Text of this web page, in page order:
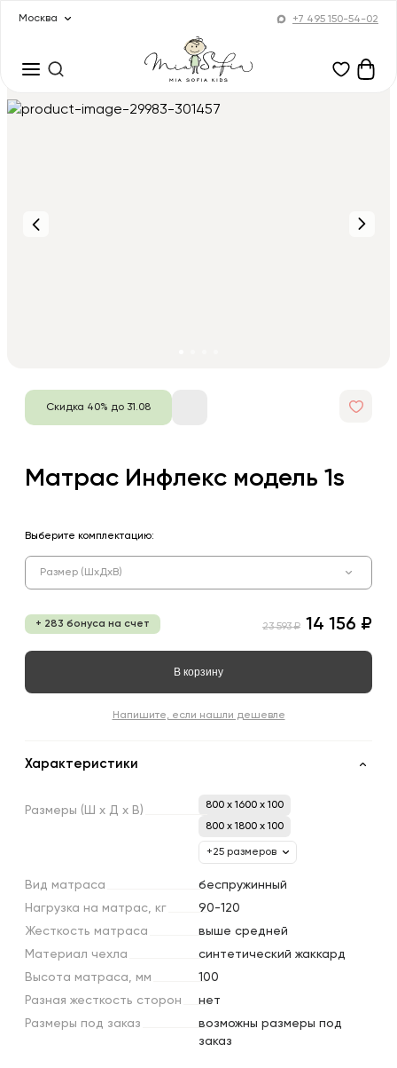
Москва +7 495 150-54-02
Скидка 40% до 31.08
Матрас Инфлекс модель 1s
Выберите комплектацию:
Размер (ШхДхВ)
+ 283 бонуса на счет 23 593 ₽ 14 156 ₽
В корзину
Напишите, если нашли дешевле
Характеристики
Размеры (Ш х Д х В)
800 x 1600 x 100
800 x 1800 x 100
+25 размеров
Вид матраса
беcпружинный
Нагрузка на матрас, кг
90-120
Жесткость матраса
выше средней
Материал чехла
синтетический жаккард
Высота матраса, мм
100
Разная жесткость сторон
нет
Размеры под заказ
возможны размеры под
заказ